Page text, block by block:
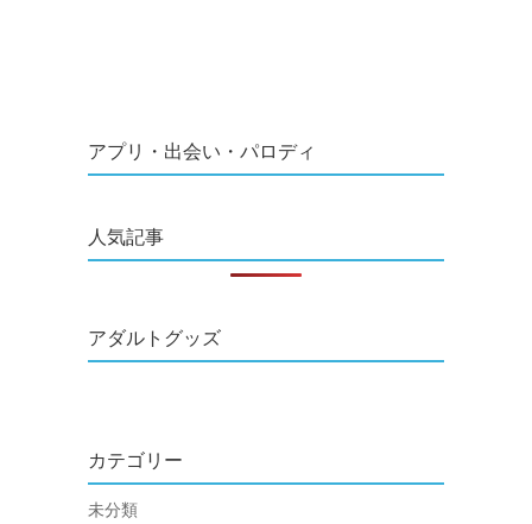
アプリ・出会い・パロディ
人気記事
アダルトグッズ
カテゴリー
未分類